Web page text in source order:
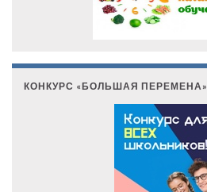
КОНКУРС «БОЛЬШАЯ ПЕРЕМЕНА»